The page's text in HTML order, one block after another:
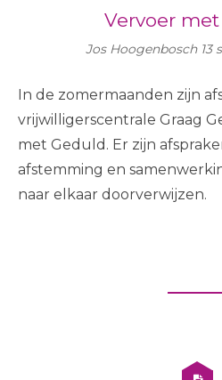
Vervoer
Jos Hoogenbosch 13
In de zomermaanden zijn
vrijwilligerscentrale Graag
met Geduld. Er zijn
afstemming en
naar elkaar doorverwijzen.